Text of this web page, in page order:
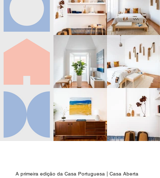
A primeira edição da Casa Portuguesa | Casa Aberta